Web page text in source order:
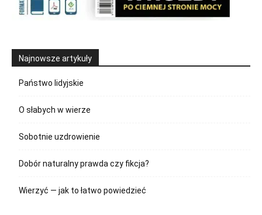
Najnowsze artykuły
Państwo lidyjskie
O słabych w wierze
Sobotnie uzdrowienie
Dobór naturalny prawda czy fikcja?
Wierzyć — jak to łatwo powiedzieć